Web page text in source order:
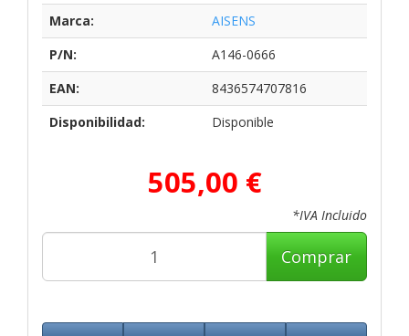
Marca:
AISENS
P/N:
A146-0666
EAN:
8436574707816
Disponibilidad:
Disponible
505,00 €
*IVA Incluido
Comprar